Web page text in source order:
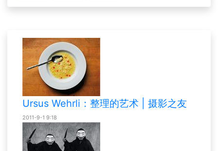
Ursus Wehrli：整理的艺术 | 摄影之友
2011-9-1 9:18